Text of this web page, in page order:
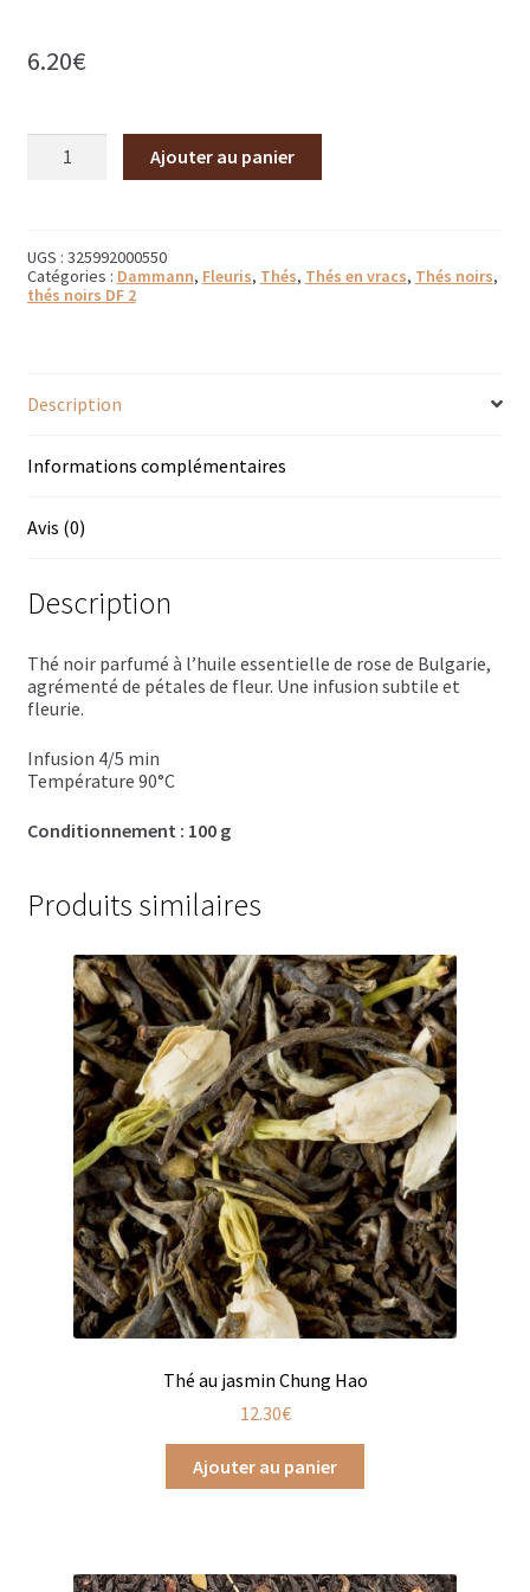
Bougies parfumées Woodwick
Sachets parfumés
Shampoings et savons solides
Trousses de toilette
Boissons alcoolisées
Coffrets boissons alcoolisées
Mélanges pour cocktail
Cafés aromatisés
Calendriers de l’Avent
Chutneys, confits et crèmes
Coffrets à offrir
Coffrets épicés
Coffrets de gourmandises salées
Coffrets aides culinaires
Coffrets apéritifs
Coffrets de gourmandises sucrées
Coffrets chocolatés
6.20€
rose
Ajouter au panier
UGS : 325992000550
Catégories : Dammann, Fleuris, Thés, Thés en vracs, Thés noirs,
thés noirs DF 2
Description
Informations complémentaires
Avis (0)
Description
Thé noir parfumé à l’huile essentielle de rose de Bulgarie,
agrémenté de pétales de fleur. Une infusion subtile et
fleurie.
Infusion 4/5 min
Température 90°C
Conditionnement : 100 g
Produits similaires
Thé au jasmin Chung Hao
12.30€
Ajouter au panier